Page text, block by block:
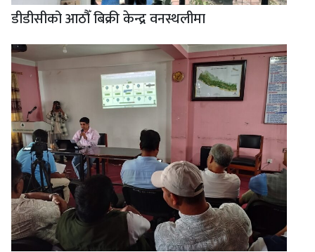
डीडीसीको आठौँ बिक्री केन्द्र वनस्थलीमा